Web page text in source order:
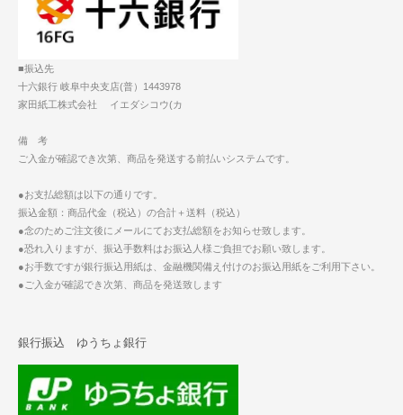
■振込先
十六銀行 岐阜中央支店(普）1443978
家田紙工株式会社 イエダシコウ(カ
備 考
ご入金が確認でき次第、商品を発送する前払いシステムです。
●お支払総額は以下の通りです。
振込金額：商品代金（税込）の合計＋送料（税込）
●念のためご注文後にメールにてお支払総額をお知らせ致します。
●恐れ入りますが、振込手数料はお振込人様ご負担でお願い致します。
●お手数ですが銀行振込用紙は、金融機関備え付けのお振込用紙をご利用下さい。
●ご入金が確認でき次第、商品を発送致します
銀行振込 ゆうちょ銀行